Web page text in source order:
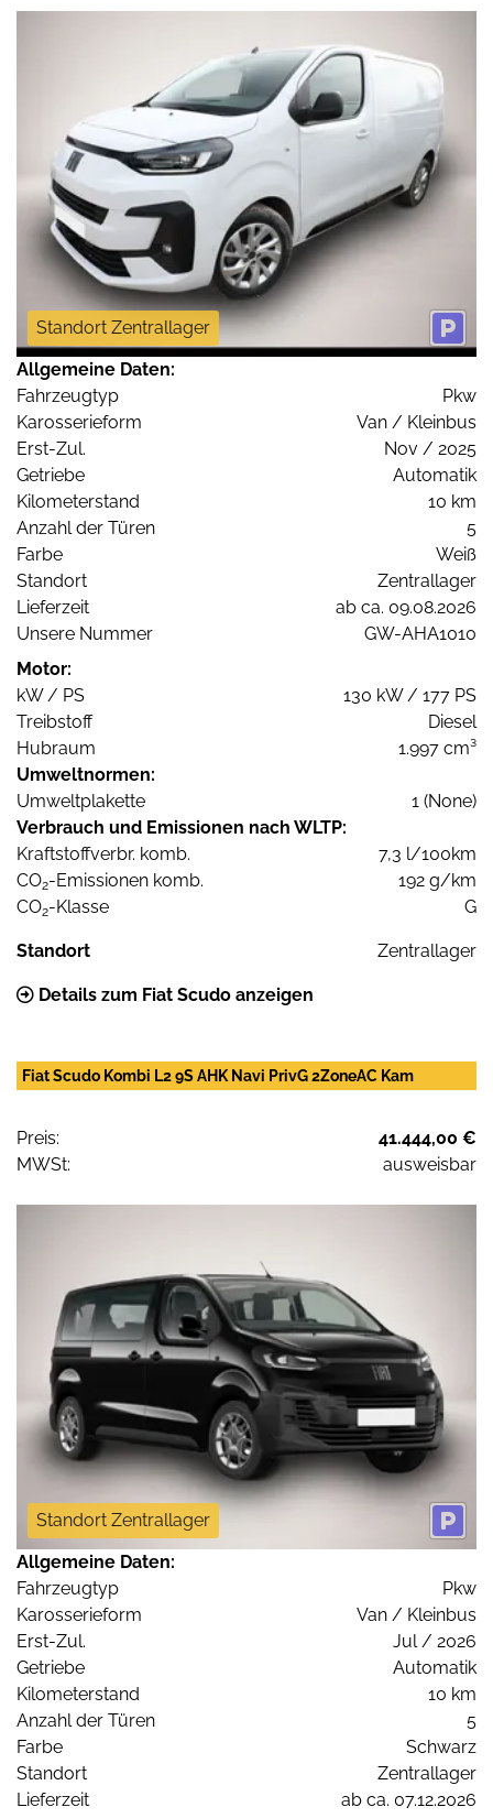
Standort Zentrallager
Allgemeine Daten:
Fahrzeugtyp
Pkw
Karosserieform
Van / Kleinbus
Erst-Zul.
Nov / 2025
Getriebe
Automatik
Kilometerstand
10 km
Anzahl der Türen
5
Farbe
Weiß
Standort
Zentrallager
Lieferzeit
ab ca. 09.08.2026
Unsere Nummer
GW-AHA1010
Motor:
kW / PS
130 kW / 177 PS
Treibstoff
Diesel
Hubraum
1.997 cm³
Umweltnormen:
Umweltplakette
1 (None)
Verbrauch und Emissionen nach WLTP:
Kraftstoffverbr. komb.
7,3 l/100km
CO2-Emissionen komb.
192 g/km
CO2-Klasse G
Standort Zentrallager
Details zum Fiat Scudo anzeigen
Fiat Scudo Kombi L2 9S AHK Navi PrivG 2ZoneAC Kam
Preis:
41.444,00 €
MWSt:
ausweisbar
Standort Zentrallager
Allgemeine Daten:
Fahrzeugtyp
Pkw
Karosserieform
Van / Kleinbus
Erst-Zul.
Jul / 2026
Getriebe
Automatik
Kilometerstand
10 km
Anzahl der Türen
5
Farbe
Schwarz
Standort
Zentrallager
Lieferzeit
ab ca. 07.12.2026